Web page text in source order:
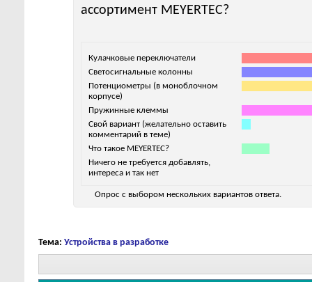
ассортимент MEYERTEC?
Кулачковые переключатели
Светосигнальные колонны
Потенциометры (в моноблочном
корпусе)
Пружинные клеммы
Свой вариант (желательно оставить
комментарий в теме)
Что такое MEYERTEC?
Ничего не требуется добавлять,
интереса и так нет
Опрос с выбором нескольких вариантов ответа.
Тема: Устройства в разработке